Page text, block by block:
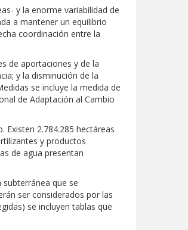
y la enorme variabilidad de
a mantener un equilibrio
coordinación entre la
de aportaciones y de la
y la disminución de la
se incluye la medida de
de Adaptación al Cambio
2.784.285 hectáreas
y productos
de agua presentan
que se
ser considerados por las
se incluyen tablas que